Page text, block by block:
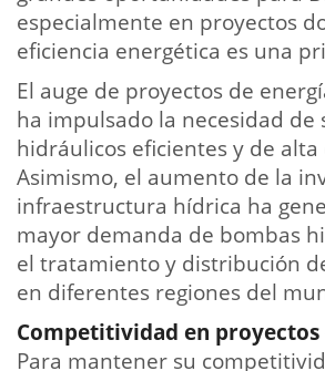
especialmente en proyectos
eficiencia energética es una
El auge de proyectos de
ha impulsado la necesidad de
hidráulicos eficientes y de
Asimismo, el aumento de la
infraestructura hídrica ha
mayor demanda de bombas
el tratamiento y distribución
en diferentes regiones del
Competitividad en proyectos
Para mantener su